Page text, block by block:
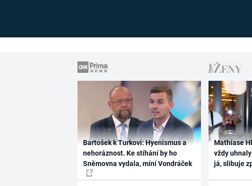
Bartošek k Turkovi: Hyenismus a
nehoráznost. Ke stíhání by ho
Sněmovna vydala, míní Vondráček
Mathiase
vždy
já, slibuje